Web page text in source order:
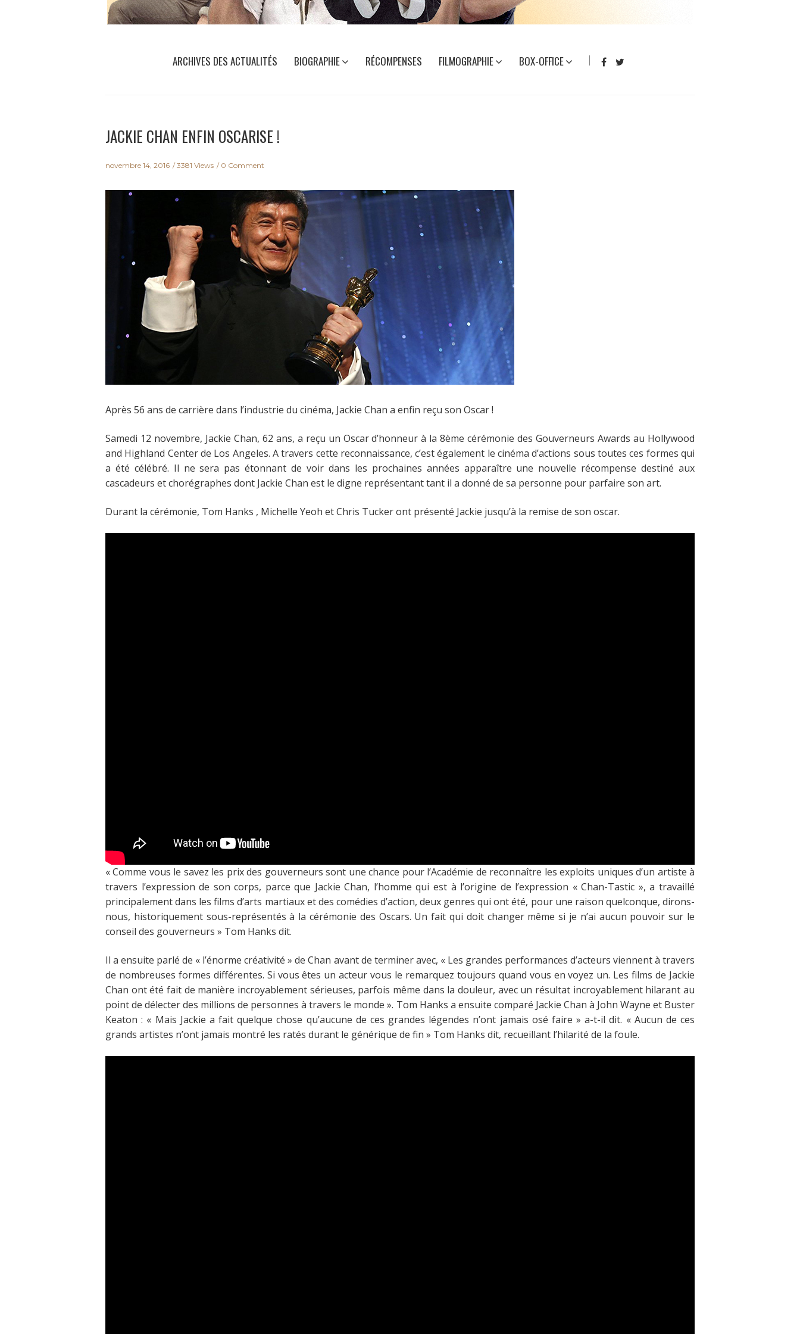
ARCHIVES DES ACTUALITÉS BIOGRAPHIE RÉCOMPENSES FILMOGRAPHIE BOX-OFFICE
JACKIE CHAN ENFIN OSCARISE !
novembre 14, 2016 3381 Views 0 Comment
Après 56 ans de carrière dans l’industrie du cinéma, Jackie Chan a enfin reçu son Oscar !
Samedi 12 novembre, Jackie Chan, 62 ans, a reçu un Oscar d’honneur à la 8ème cérémonie des Gouverneurs Awards au Hollywood
and Highland Center de Los Angeles. A travers cette reconnaissance, c’est également le cinéma d’actions sous toutes ces formes qui
a été célébré. Il ne sera pas étonnant de voir dans les prochaines années apparaître une nouvelle récompense destiné aux
cascadeurs et chorégraphes dont Jackie Chan est le digne représentant tant il a donné de sa personne pour parfaire son art.
Durant la cérémonie, Tom Hanks , Michelle Yeoh et Chris Tucker ont présenté Jackie jusqu’à la remise de son oscar.
« Comme vous le savez les prix des gouverneurs sont une chance pour l’Académie de reconnaître les exploits uniques d’un artiste à
travers l’expression de son corps, parce que Jackie Chan, l’homme qui est à l’origine de l’expression « Chan-Tastic », a travaillé
principalement dans les films d’arts martiaux et des comédies d’action, deux genres qui ont été, pour une raison quelconque, dirons-
nous, historiquement sous-représentés à la cérémonie des Oscars. Un fait qui doit changer même si je n’ai aucun pouvoir sur le
conseil des gouverneurs » Tom Hanks dit.
Il a ensuite parlé de « l’énorme créativité » de Chan avant de terminer avec, « Les grandes performances d’acteurs viennent à travers
de nombreuses formes différentes. Si vous êtes un acteur vous le remarquez toujours quand vous en voyez un. Les films de Jackie
Chan ont été fait de manière incroyablement sérieuses, parfois même dans la douleur, avec un résultat incroyablement hilarant au
point de délecter des millions de personnes à travers le monde ». Tom Hanks a ensuite comparé Jackie Chan à John Wayne et Buster
Keaton : « Mais Jackie a fait quelque chose qu’aucune de ces grandes légendes n’ont jamais osé faire » a-t-il dit. « Aucun de ces
grands artistes n’ont jamais montré les ratés durant le générique de fin » Tom Hanks dit, recueillant l’hilarité de la foule.